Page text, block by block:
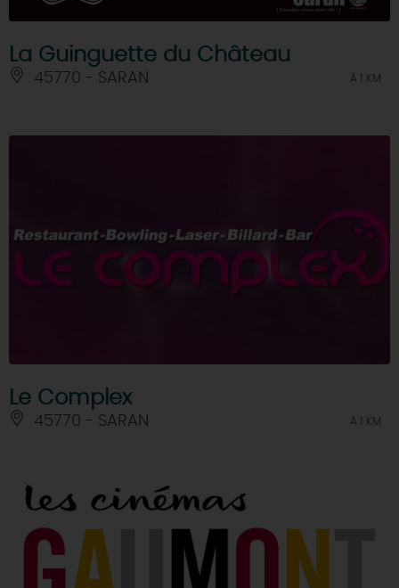
La Guinguette du Château
45770 - SARAN À 1 KM
Le Complex
45770 - SARAN À 1 KM